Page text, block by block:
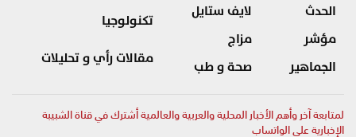
الحدث
مؤشر
الجماهير
لايف ستايل
مزاج
صحة و طب
تكنولوجيا
مقالات رأي و تحليلات
لمتابعة آخر وأهم الأخبار المحلية والعربية والعالمية أشترك في قناة الشبيبة
الإخبارية على الواتساب